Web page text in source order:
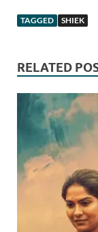
TAGGED SHIEK
RELATED